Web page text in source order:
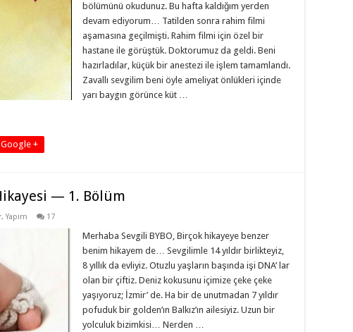
bölümünü okudunuz. Bu hafta kaldığım yerden
devam ediyorum… Tatilden sonra rahim filmi
aşamasına geçilmişti. Rahim filmi için özel bir
hastane ile görüştük. Doktorumuz da geldi. Beni
hazırladılar, küçük bir anestezi ile işlem tamamlandı.
Zavallı sevgilim beni öyle ameliyat önlükleri içinde
yarı baygın görünce küt …
Google +
— 1. Bölüm
,Yapım 17
Merhaba Sevgili BYBO, Birçok hikayeye benzer
benim hikayem de… Sevgilimle 14 yıldır birlikteyiz,
8 yıllık da evliyiz. Otuzlu yaşların başında işi DNA’ lar
olan bir çiftiz. Deniz kokusunu içimize çeke çeke
yaşıyoruz; İzmir’ de. Ha bir de unutmadan 7 yıldır
pofuduk bir golden’ın Balkız’ın ailesiyiz. Uzun bir
yolculuk bizimkisi… Nerden …